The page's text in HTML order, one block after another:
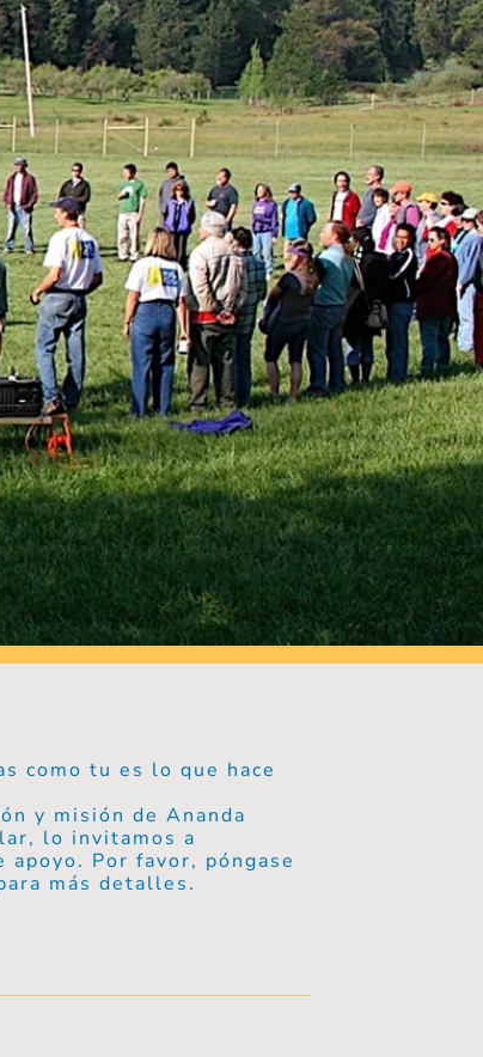
como tu es lo que hace
y misión de Ananda
lo invitamos a
Por favor, póngase
más detalles.